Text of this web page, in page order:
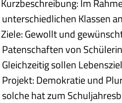
Kurzbeschreibung:Im
unterschiedlichen Klassen
Ziele: Gewollt und
Patenschaften von
Gleichzeitig sollen
Projekt: Demokratie und
solche hat zum